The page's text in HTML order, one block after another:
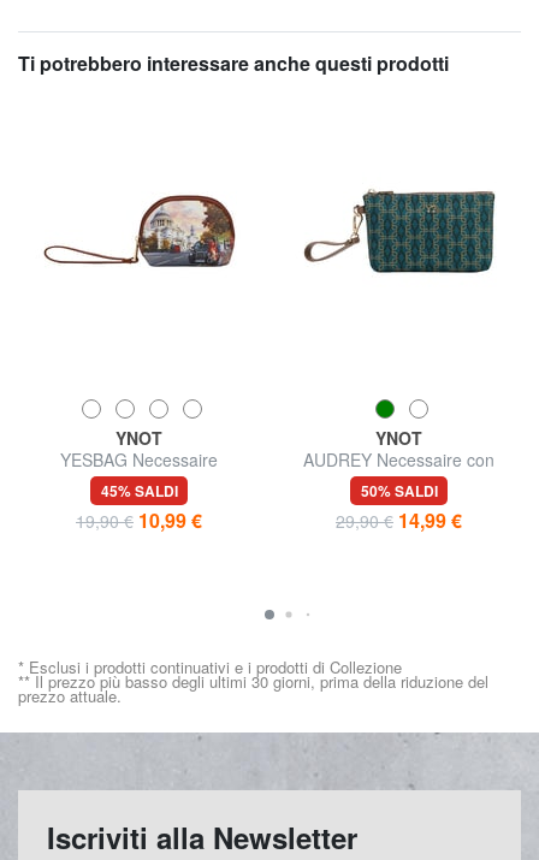
Ti potrebbero interessare anche questi prodotti
YNOT
YESBAG Necessaire
45% SALDI
19,90 € 10,99 €
YNOT
AUDREY Necessaire con
polsierina
50% SALDI
29,90 € 14,99 €
* Esclusi i prodotti continuativi e i prodotti di Collezione
** Il prezzo più basso degli ultimi 30 giorni, prima della riduzione del
prezzo attuale.
Iscriviti alla Newsletter